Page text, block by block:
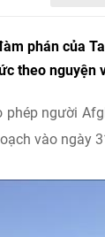
phán của
theo nguyện
người
vào ngày